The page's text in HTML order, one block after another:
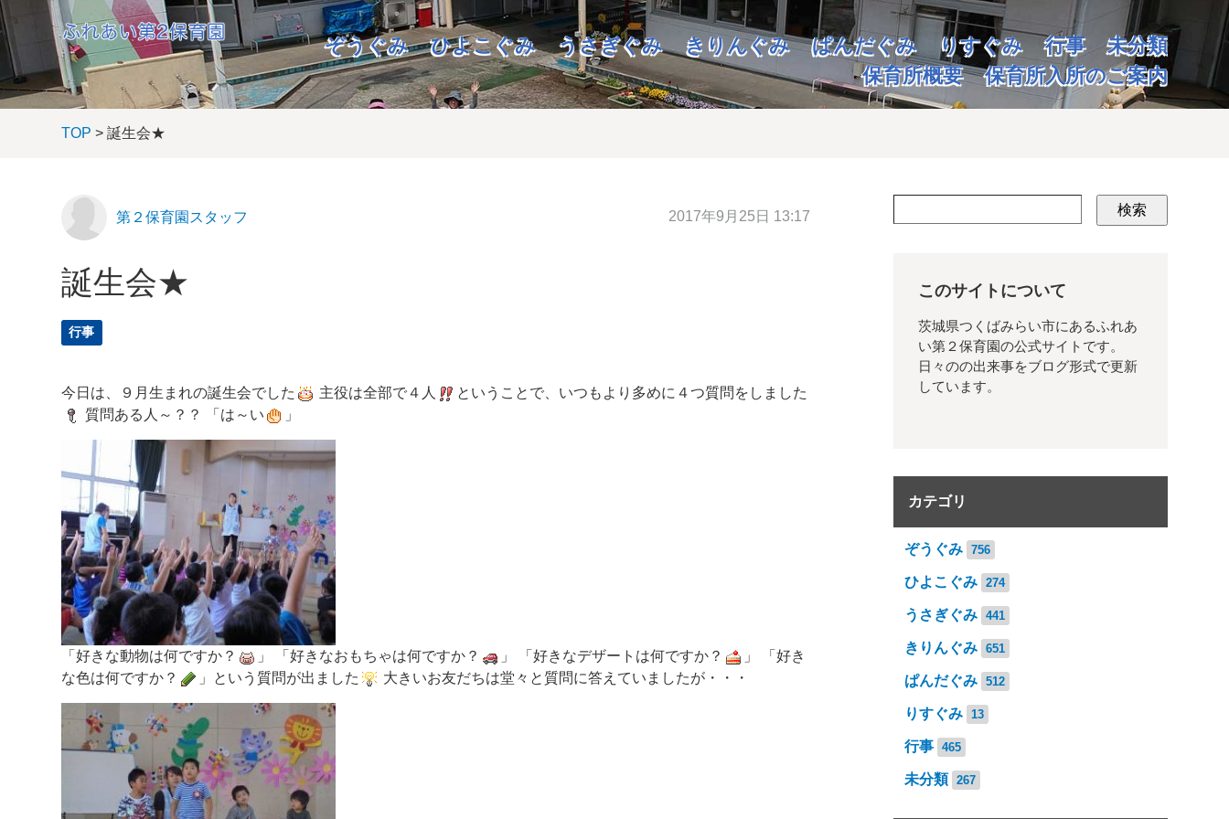
ぞうぐみ ひよこぐみ うさぎぐみ きりんぐみ ぱんだぐみ りすぐみ 行事
未分類
保育所概要
保育所入所のご案内
TOP > 誕生会★
第２保育園スタッフ 2017年9月25日 13:17
誕生会★
行事
今日は、９月生まれの誕生会でした 主役は全部で４人
ということで、いつもより多めに４つ質問をしました
質問ある人～？？ 「は～い
」
「好きな動物は何ですか？ 」 「好きなおもちゃは何ですか？ 」 「好きなデザートは何ですか？
」 「好き
な色は何ですか？
」という質問が出ました 大きいお友だちは堂々と質問に答えていましたが・・・
検索
このサイトについて
茨城県つくばみらい市にあるふれあ
い第２保育園の公式サイトです。
日々のの出来事をブログ形式で更新
しています。
カテゴリ
ぞうぐみ 756
ひよこぐみ 274
うさぎぐみ 441
きりんぐみ 651
ぱんだぐみ 512
りすぐみ 13
行事 465
未分類 267